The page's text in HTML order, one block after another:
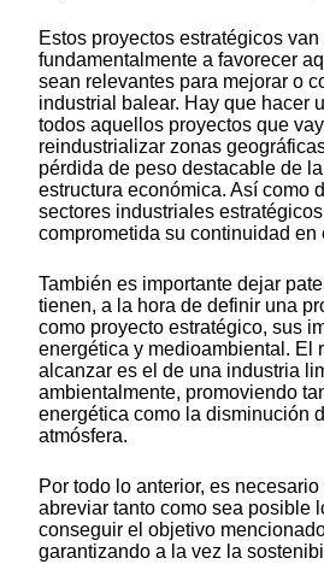
Estos proyectos estratégicos
fundamentalmente a favorecer
sean relevantes para mejorar o
industrial balear. Hay que hacer
todos aquellos proyectos que
reindustrializar zonas
pérdida de peso destacable de
estructura económica. Así como
sectores industriales
comprometida su continuidad en
También es importante dejar
tienen, a la hora de definir una
como proyecto estratégico, sus
energética y medioambiental. El
alcanzar es el de una industria
ambientalmente, promoviendo
energética como la disminución
atmósfera.
Por todo lo anterior, es
abreviar tanto como sea posible
conseguir el objetivo
garantizando a la vez la